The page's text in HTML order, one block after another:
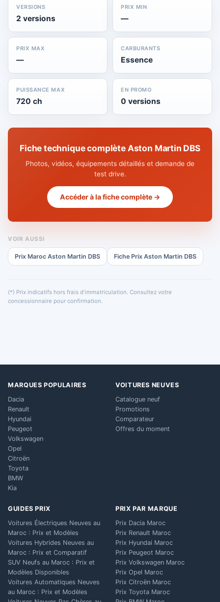
VERSIONS
2 versions
PRIX MIN
—
PRIX MAX
—
CARBURANTS
Essence
PUISSANCE MAX
720 ch
EN PROMO
0 versions
Fiche technique complète Aston Martin DBS
Photos, vidéos, équipements détaillés et demande de
test drive.
Accéder à la fiche complète →
VOIR AUSSI
Prix Maroc Aston Martin DBS Fiche Prix Aston Martin DBS
(*) Prix indicatifs hors frais d'immatriculation. Consultez votre
concessionnaire pour confirmation.
MARQUES POPULAIRES
Dacia
Renault
Hyundai
Peugeot
Volkswagen
Opel
Citroën
Toyota
BMW
Kia
VOITURES NEUVES
Catalogue neuf
Promotions
Comparateur
Offres du moment
GUIDES PRIX
Voitures Électriques Neuves au
Maroc : Prix et Modèles
Voitures Hybrides Neuves au
Maroc : Prix et Comparatif
SUV Neufs au Maroc : Prix et
Modèles Disponibles
Voitures Automatiques Neuves
au Maroc : Prix et Modèles
PRIX PAR MARQUE
Prix Dacia Maroc
Prix Renault Maroc
Prix Hyundai Maroc
Prix Peugeot Maroc
Prix Volkswagen Maroc
Prix Opel Maroc
Prix Citroën Maroc
Prix Toyota Maroc